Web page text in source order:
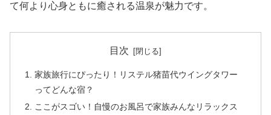
て何より心身ともに癒される温泉が魅力です。
目次
家族旅行にぴったり！リステル猪苗代ウイングタワー
ってどんな宿？
ここがスゴい！自慢のお風呂で家族みんなリラックス